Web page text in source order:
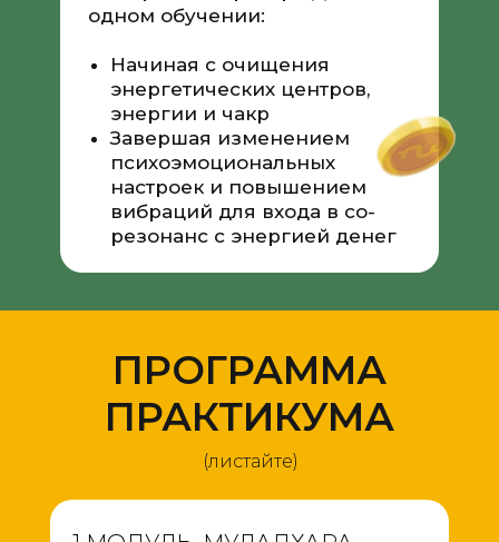
одном обучении:
Начиная с очищения
энергетических центров,
энергии и чакр
Завершая изменением
психоэмоциональных
настроек и повышением
вибраций для входа в со-
резонанс с энергией денег
ПРОГРАММА
ПРАКТИКУМА
(листайте)